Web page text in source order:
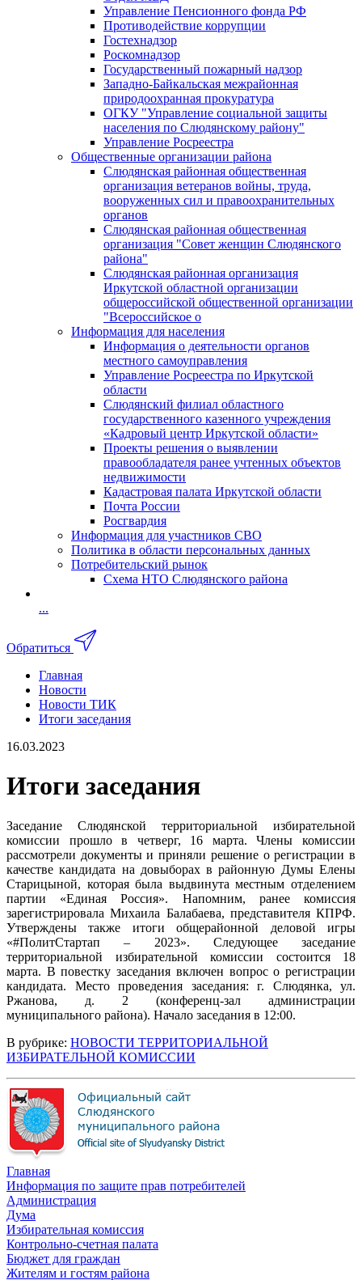
Управление Пенсионного фонда РФ
Противодействие коррупции
Гостехнадзор
Роскомнадзор
Государственный пожарный надзор
Западно-Байкальская межрайонная
природоохранная прокуратура
ОГКУ "Управление социальной защиты
населения по Слюдянскому району"
Управление Росреестра
Общественные организации района
Слюдянская районная общественная
организация ветеранов войны, труда,
вооруженных сил и правоохранительных
органов
Слюдянская районная общественная
организация "Совет женщин Слюдянского
района"
Слюдянская районная организация
Иркутской областной организации
общероссийской общественной организации
"Всероссийское о
Информация для населения
Информация о деятельности органов
местного самоуправления
Управление Росреестра по Иркутской
области
Слюдянский филиал областного
государственного казенного учреждения
«Кадровый центр Иркутской области»
Проекты решения о выявлении
правообладателя ранее учтенных объектов
недвижимости
Кадастровая палата Иркутской области
Почта России
Росгвардия
Информация для участников СВО
Политика в области персональных данных
Потребительский рынок
Схема НТО Слюдянского района
...
Обратиться
Главная
Новости
Новости ТИК
Итоги заседания
16.03.2023
Итоги заседания
Заседание Слюдянской территориальной избирательной
комиссии прошло в четверг, 16 марта. Члены комиссии
рассмотрели документы и приняли решение о регистрации в
качестве кандидата на довыборах в районную Думы Елены
Старицыной, которая была выдвинута местным отделением
партии «Единая Россия». Напомним, ранее комиссия
зарегистрировала Михаила Балабаева, представителя КПРФ.
Утверждены также итоги общерайонной деловой игры
«#ПолитСтартап – 2023». Следующее заседание
территориальной избирательной комиссии состоится 18
марта. В повестку заседания включен вопрос о регистрации
кандидата. Место проведения заседания: г. Слюдянка, ул.
Ржанова, д. 2 (конференц-зал администрации
муниципального района). Начало заседания в 12:00.
В рубрике: НОВОСТИ ТЕРРИТОРИАЛЬНОЙ
ИЗБИРАТЕЛЬНОЙ КОМИССИИ
Главная
Информация по защите прав потребителей
Администрация
Дума
Избирательная комиссия
Контрольно-счетная палата
Бюджет для граждан
Жителям и гостям района